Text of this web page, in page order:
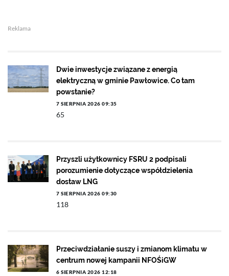
Reklama
Dwie inwestycje związane z energią
elektryczną w gminie Pawłowice. Co tam
powstanie?
7 SIERPNIA 2026 09:35
65
Przyszli użytkownicy FSRU 2 podpisali
porozumienie dotyczące współdzielenia
dostaw LNG
7 SIERPNIA 2026 09:30
118
Przeciwdziałanie suszy i zmianom klimatu w
centrum nowej kampanii NFOŚiGW
6 SIERPNIA 2026 12:18